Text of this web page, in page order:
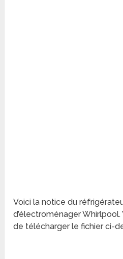
Voici la notice du
d’électroménager
de télécharger le fichier ci-